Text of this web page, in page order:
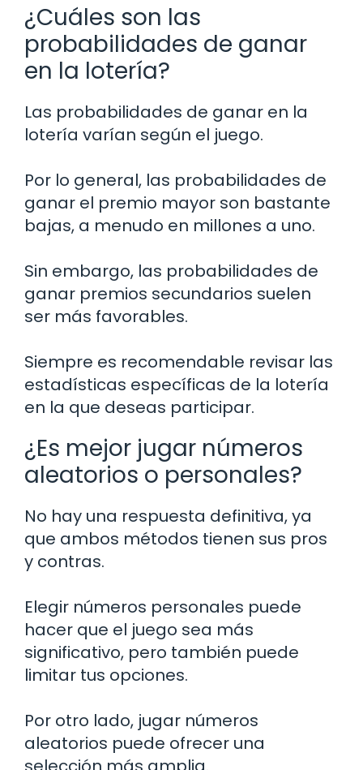
¿Cuáles son las
probabilidades de ganar
en la lotería?
Las probabilidades de ganar en la
lotería varían según el juego.
Por lo general, las probabilidades de
ganar el premio mayor son bastante
bajas, a menudo en millones a uno.
Sin embargo, las probabilidades de
ganar premios secundarios suelen
ser más favorables.
Siempre es recomendable revisar las
estadísticas específicas de la lotería
en la que deseas participar.
¿Es mejor jugar números
aleatorios o personales?
No hay una respuesta definitiva, ya
que ambos métodos tienen sus pros
y contras.
Elegir números personales puede
hacer que el juego sea más
significativo, pero también puede
limitar tus opciones.
Por otro lado, jugar números
aleatorios puede ofrecer una